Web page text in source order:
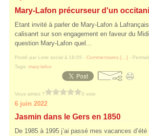
Mary-Lafon précurseur d'un
Etant invité à parler de Mary-Lafon à
calisanrt sur son engagement en faveur du
question Mary-Lafon quel...
Posté par Livre social à 18:05 - Commentaires [ ] -
Tags: mary-lafon
Vous aimez ? 0 vote
6 juin 2022
Jasmin dans le Gers en 1850
De 1985 à 1995 j’ai passé mes vacances